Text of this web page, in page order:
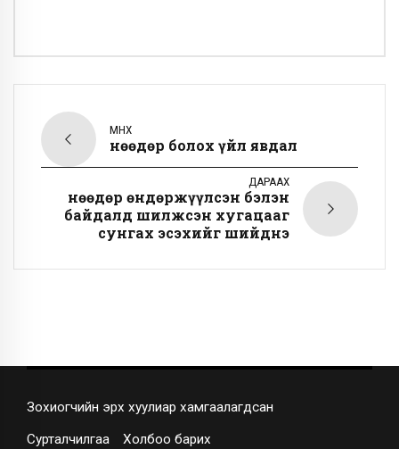
ӨМНӨХ
Өнөөдөр болох үйл явдал
ДАРААХ
Өнөөдөр өндөржүүлсэн бэлэн
байдалд шилжсэн хугацааг
сунгах эсэхийг шийднэ
Зохиогчийн эрх хуулиар хамгаалагдсан
Сурталчилгаа Холбоо барих